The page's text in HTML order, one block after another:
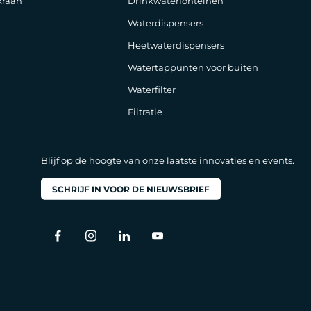
Waterdispensers
Heetwaterdispensers
Watertappunten voor buiten
Waterfilter
Filtratie
Blijf op de hoogte van onze laatste innovaties en events.
SCHRIJF IN VOOR DE NIEUWSBRIEF